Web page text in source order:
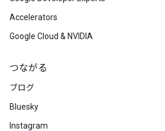
Accelerators
Google Cloud & NVIDIA
つながる
ブログ
Bluesky
Instagram